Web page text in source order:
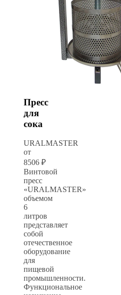
Пресс
для
сока
URALMASTER
от
8506 ₽
Винтовой
пресс
«URALMASTER»
объемом
6
литров
представляет
собой
отечественное
оборудование
для
пищевой
промышленности.
Функциональное